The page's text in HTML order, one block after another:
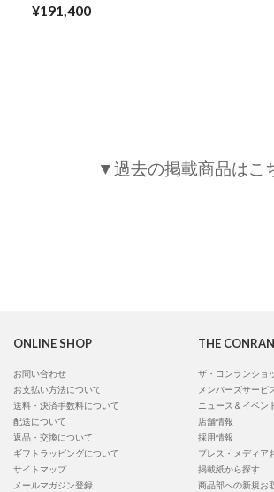
¥191,400
▼過去の掲載商品はこ
ONLINE SHOP
お問い合わせ
お支払い方法について
送料・決済手数料について
配送について
返品・交換について
ギフトラッピングについて
サイトマップ
メールマガジン登録
THE
ザ・コンランショ
メンバーズサービ
ニュース＆イベン
店舗情報
採用情報
プレス・メディア
掲載紙から探す
商品部への新規お